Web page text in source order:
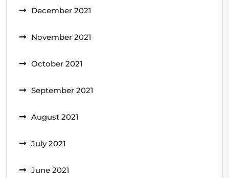
December 2021
November 2021
October 2021
September 2021
August 2021
July 2021
June 2021